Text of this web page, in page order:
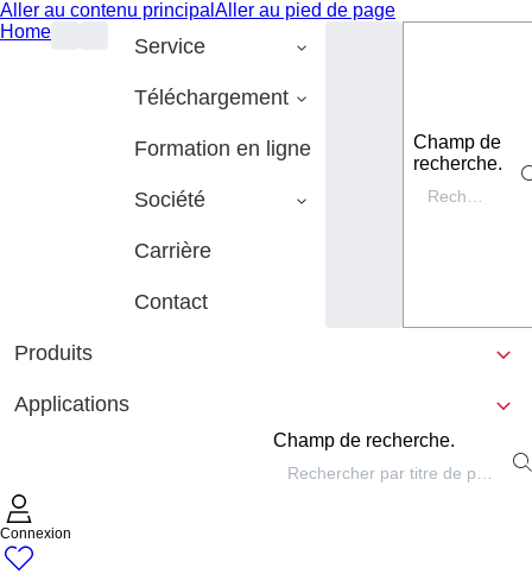
Aller au contenu principal Aller au pied de page
Home
Service
Téléchargement
Formation en ligne
Société
Carrière
Contact
Champ de
recherche.
Produits
Applications
Champ de recherche.
Connexion